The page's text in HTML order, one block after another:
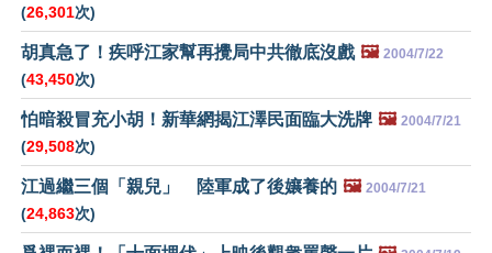
(26,301次)
胡真急了！疾呼江家幫再攪局中共徹底沒戲 🖼️ 2004/7/22
(43,450次)
怕暗殺冒充小胡！新華網揭江澤民面臨大洗牌 🖼️ 2004/7/21
(29,508次)
江過繼三個「親兒」 陸軍成了後孃養的 🖼️ 2004/7/21
(24,863次)